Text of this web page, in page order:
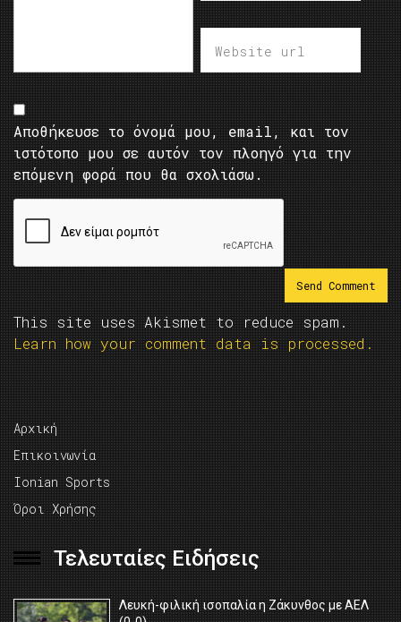
Αποθήκευσε το όνομά μου, email, και τον
ιστότοπο μου σε αυτόν τον πλοηγό για την
επόμενη φορά που θα σχολιάσω.
This site uses Akismet to reduce spam.
Learn how your comment data is processed.
Αρχική
Επικοινωνία
Ionian Sports
Όροι Χρήσης
Τελευταίες Ειδήσεις
Λευκή-φιλική ισοπαλία η Ζάκυνθος με ΑΕΛ